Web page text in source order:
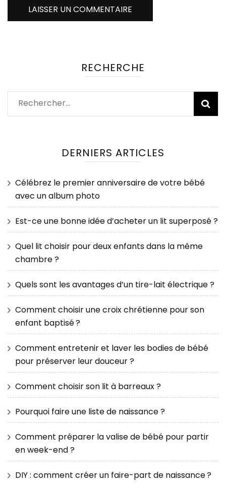
RECHERCHE
Rechercher :
DERNIERS ARTICLES
Célébrez le premier anniversaire de votre bébé
avec un album photo
Est-ce une bonne idée d’acheter un lit superposé ?
Quel lit choisir pour deux enfants dans la même
chambre ?
Quels sont les avantages d’un tire-lait électrique ?
Comment choisir une croix chrétienne pour son
enfant baptisé ?
Comment entretenir et laver les bodies de bébé
pour préserver leur douceur ?
Comment choisir son lit à barreaux ?
Pourquoi faire une liste de naissance ?
Comment préparer la valise de bébé pour partir
en week-end ?
DIY : comment créer un faire-part de naissance ?